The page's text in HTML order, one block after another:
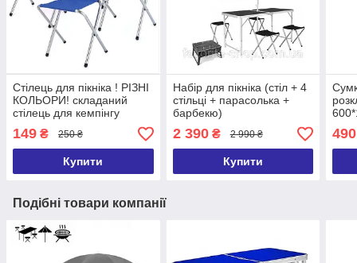
Стілець для пікніка ! РІЗНІ
КОЛЬОРИ! складаний
стілець для кемпінгу
149 ₴ 250 ₴
Купити
Набір для пікніка (стіл + 4
стільці + парасолька +
барбекю)
2 390₴ 2 990 ₴
Купити
на
490
Подібні товари компанії